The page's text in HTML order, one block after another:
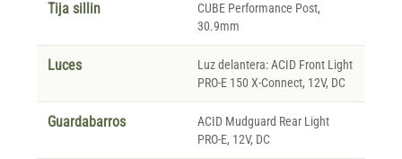
Tija sillin
CUBE Performance Post,
30.9mm
Luces
Luz delantera: ACID Front Light
PRO-E 150 X-Connect, 12V, DC
Guardabarros
ACID Mudguard Rear Light
PRO-E, 12V, DC